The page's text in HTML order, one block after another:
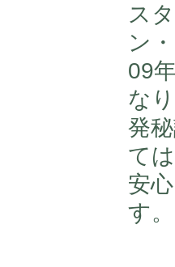
ス
ン
09
な
発
て
安
す。